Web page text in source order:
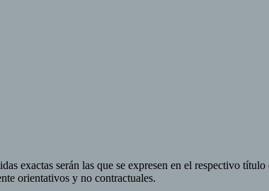
exactas serán las que se expresen en el respectivo
orientativos y no contractuales.